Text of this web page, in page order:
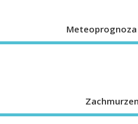
Meteoprognoza